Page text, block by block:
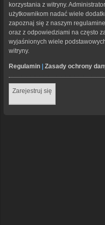
korzystania z witryny.
użytkownikom nadać wiele
zapoznaj się z naszym
oraz z odpowiedziami na często
wyjaśnionych wiele
witryny.
Regulamin | Zasady ochrony
Zarejestruj się